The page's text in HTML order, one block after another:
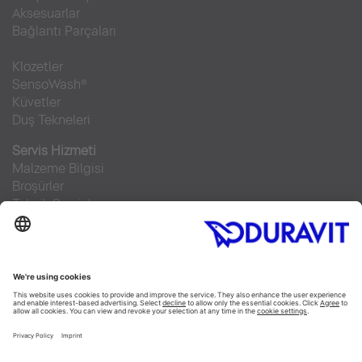
Aksesuarlar
Bağlantı Parçaları
Klozetler
SensoWash®
Küvetler
Duş Tekneleri
Servis Hizmeti
Malzeme Bilgisi
Broşürler
Teknik Servisler
Sıkça sorulan sorular
Facebook
Instagram
Pinterest
RSS-Feed
Flickr